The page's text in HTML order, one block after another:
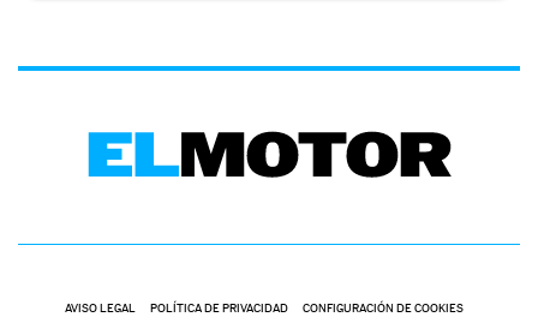
AVISO LEGAL POLÍTICA DE PRIVACIDAD CONFIGURACIÓN DE COOKIES